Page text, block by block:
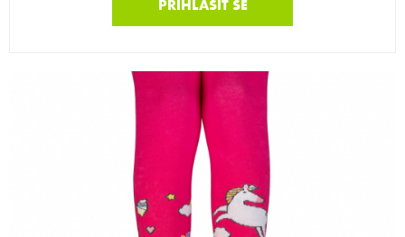
PŘIHLÁSIT SE